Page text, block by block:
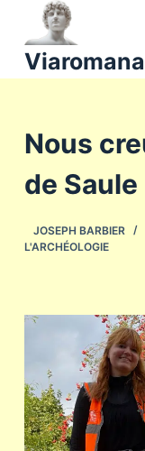
a
u
n
n
Nous
de Saule
JOSEPH BARBIER
L'ARCHÉOLOGIE